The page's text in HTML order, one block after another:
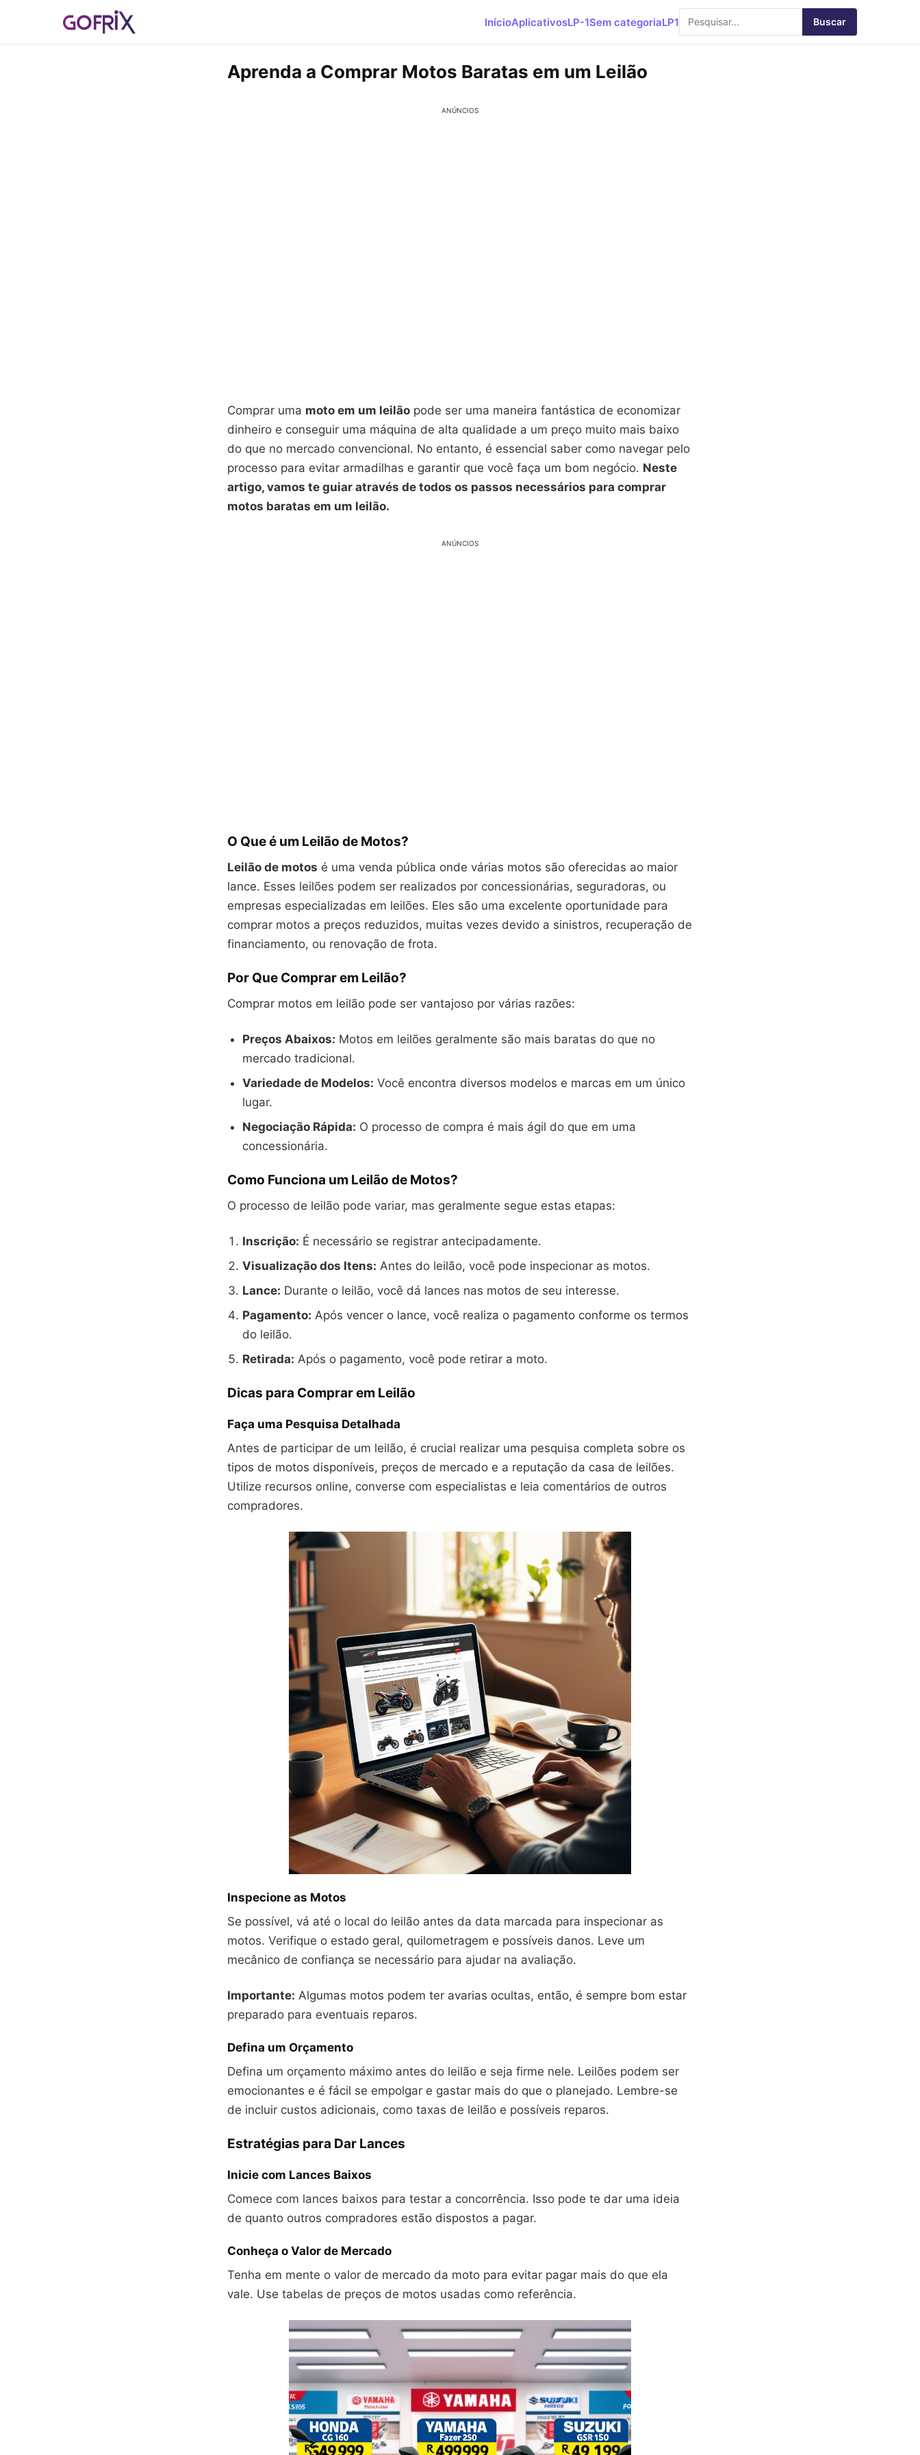
InícioAplicativosLP-1Sem categoriaLP1 Buscar
Aprenda a Comprar Motos Baratas em um Leilão
ANÚNCIOS
Comprar uma moto em um leilão pode ser uma maneira fantástica de economizar
dinheiro e conseguir uma máquina de alta qualidade a um preço muito mais baixo
do que no mercado convencional. No entanto, é essencial saber como navegar pelo
processo para evitar armadilhas e garantir que você faça um bom negócio. Neste
artigo, vamos te guiar através de todos os passos necessários para comprar
motos baratas em um leilão.
ANÚNCIOS
O Que é um Leilão de Motos?
Leilão de motos é uma venda pública onde várias motos são oferecidas ao maior
lance. Esses leilões podem ser realizados por concessionárias, seguradoras, ou
empresas especializadas em leilões. Eles são uma excelente oportunidade para
comprar motos a preços reduzidos, muitas vezes devido a sinistros, recuperação de
financiamento, ou renovação de frota.
Por Que Comprar em Leilão?
Comprar motos em leilão pode ser vantajoso por várias razões:
Preços Abaixos: Motos em leilões geralmente são mais baratas do que no
mercado tradicional.
Variedade de Modelos: Você encontra diversos modelos e marcas em um único
lugar.
Negociação Rápida: O processo de compra é mais ágil do que em uma
concessionária.
Como Funciona um Leilão de Motos?
O processo de leilão pode variar, mas geralmente segue estas etapas:
Inscrição: É necessário se registrar antecipadamente.
Visualização dos Itens: Antes do leilão, você pode inspecionar as motos.
Lance: Durante o leilão, você dá lances nas motos de seu interesse.
Pagamento: Após vencer o lance, você realiza o pagamento conforme os termos
do leilão.
Retirada: Após o pagamento, você pode retirar a moto.
Dicas para Comprar em Leilão
Faça uma Pesquisa Detalhada
Antes de participar de um leilão, é crucial realizar uma pesquisa completa sobre os
tipos de motos disponíveis, preços de mercado e a reputação da casa de leilões.
Utilize recursos online, converse com especialistas e leia comentários de outros
compradores.
Inspecione as Motos
Se possível, vá até o local do leilão antes da data marcada para inspecionar as
motos. Verifique o estado geral, quilometragem e possíveis danos. Leve um
mecânico de confiança se necessário para ajudar na avaliação.
Importante: Algumas motos podem ter avarias ocultas, então, é sempre bom estar
preparado para eventuais reparos.
Defina um Orçamento
Defina um orçamento máximo antes do leilão e seja firme nele. Leilões podem ser
emocionantes e é fácil se empolgar e gastar mais do que o planejado. Lembre-se
de incluir custos adicionais, como taxas de leilão e possíveis reparos.
Estratégias para Dar Lances
Inicie com Lances Baixos
Comece com lances baixos para testar a concorrência. Isso pode te dar uma ideia
de quanto outros compradores estão dispostos a pagar.
Conheça o Valor de Mercado
Tenha em mente o valor de mercado da moto para evitar pagar mais do que ela
vale. Use tabelas de preços de motos usadas como referência.